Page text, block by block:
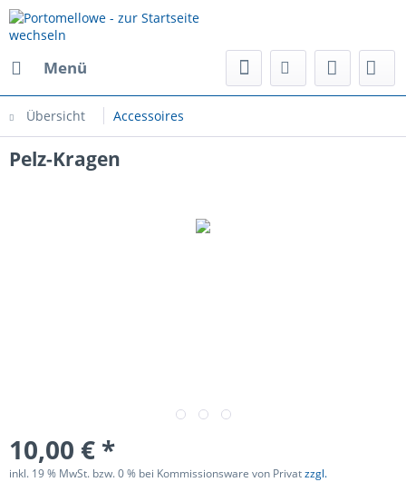
Menü
Übersicht Accessoires
Pelz-Kragen
10,00 € *
inkl. 19 % MwSt. bzw. 0 % bei Kommissionsware von Privatzzgl.